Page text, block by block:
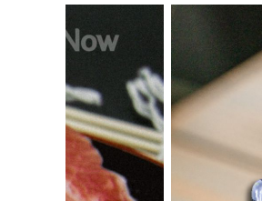
日韓美食
台式美食
東南亞美食
中西式美食